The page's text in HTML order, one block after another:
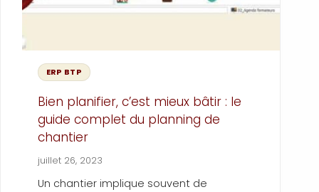
ERP BTP
Bien planifier, c’est mieux bâtir : le
guide complet du planning de
chantier
juillet 26, 2023
Un chantier implique souvent de